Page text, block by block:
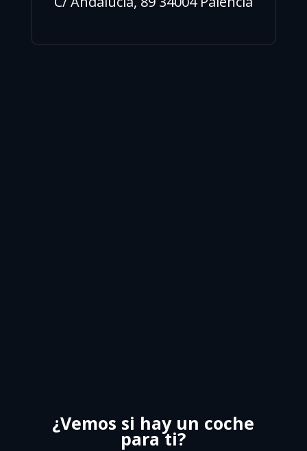
¿Vemos si hay un coche
para ti?